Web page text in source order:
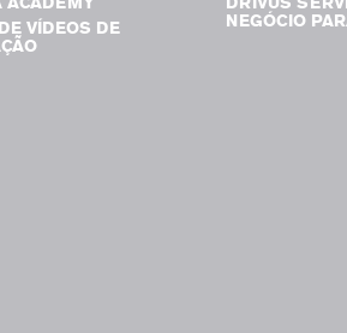
VÍDEOS DE
NEGÓCIO